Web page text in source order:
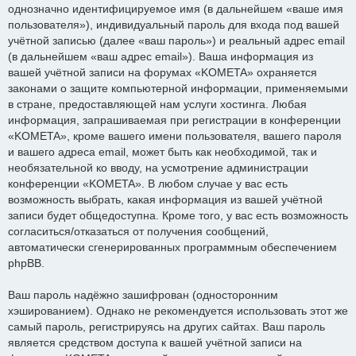
однозначно идентифицируемое имя (в дальнейшем «ваше имя
пользователя»), индивидуальный пароль для входа под вашей
учётной записью (далее «ваш пароль») и реальный адрес email
(в дальнейшем «ваш адрес email»). Ваша информация из
вашей учётной записи на форумах «KOMETA» охраняется
законами о защите компьютерной информации, применяемыми
в стране, предоставляющей нам услуги хостинга. Любая
информация, запрашиваемая при регистрации в конференции
«KOMETA», кроме вашего имени пользователя, вашего пароля
и вашего адреса email, может быть как необходимой, так и
необязательной ко вводу, на усмотрение администрации
конференции «KOMETA». В любом случае у вас есть
возможность выбрать, какая информация из вашей учётной
записи будет общедоступна. Кроме того, у вас есть возможность
согласиться/отказаться от получения сообщений,
автоматически сгенерированных программным обеспечением
phpBB.
Ваш пароль надёжно зашифрован (односторонним
хэшированием). Однако не рекомендуется использовать этот же
самый пароль, регистрируясь на других сайтах. Ваш пароль
является средством доступа к вашей учётной записи на